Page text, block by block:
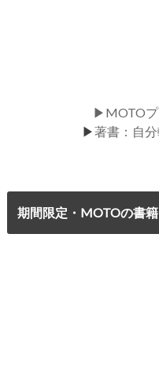
▶MOTOプ
▶著書：自
期間限定・MOTOの書